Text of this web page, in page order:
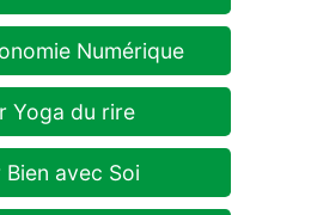
Numérique
Yoga du rire
Bien avec Soi